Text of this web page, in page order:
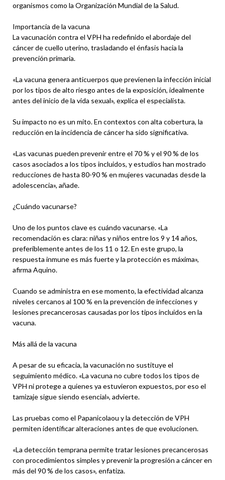
organismos como la Organización Mundial de la Salud.
Importancia de la vacuna
La vacunación contra el VPH ha redefinido el abordaje del
cáncer de cuello uterino, trasladando el énfasis hacia la
prevención primaria.
«La vacuna genera anticuerpos que previenen la infección inicial
por los tipos de alto riesgo antes de la exposición, idealmente
antes del inicio de la vida sexual», explica el especialista.
Su impacto no es un mito. En contextos con alta cobertura, la
reducción en la incidencia de cáncer ha sido significativa.
«Las vacunas pueden prevenir entre el 70 % y el 90 % de los
casos asociados a los tipos incluidos, y estudios han mostrado
reducciones de hasta 80-90 % en mujeres vacunadas desde la
adolescencia», añade.
¿Cuándo vacunarse?
Uno de los puntos clave es cuándo vacunarse. «La
recomendación es clara: niñas y niños entre los 9 y 14 años,
preferiblemente antes de los 11 o 12. En este grupo, la
respuesta inmune es más fuerte y la protección es máxima»,
afirma Aquino.
Cuando se administra en ese momento, la efectividad alcanza
niveles cercanos al 100 % en la prevención de infecciones y
lesiones precancerosas causadas por los tipos incluidos en la
vacuna.
Más allá de la vacuna
A pesar de su eficacia, la vacunación no sustituye el
seguimiento médico. «La vacuna no cubre todos los tipos de
VPH ni protege a quienes ya estuvieron expuestos, por eso el
tamizaje sigue siendo esencial», advierte.
Las pruebas como el Papanicolaou y la detección de VPH
permiten identificar alteraciones antes de que evolucionen.
«La detección temprana permite tratar lesiones precancerosas
con procedimientos simples y prevenir la progresión a cáncer en
más del 90 % de los casos», enfatiza.